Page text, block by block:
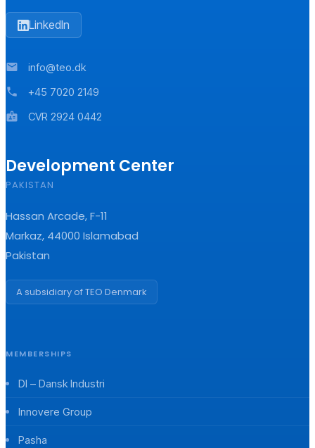
LinkedIn
mail info@teo.dk
phone +45 7020 2149
badge CVR 2924 0442
Development Center
PAKISTAN
Hassan Arcade, F-11
Markaz, 44000 Islamabad
Pakistan
A subsidiary of TEO Denmark
MEMBERSHIPS
DI – Dansk Industri
Innovere Group
Pasha